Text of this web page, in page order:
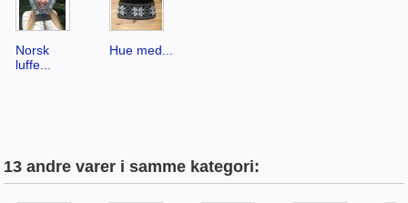
Norsk
luffe...
Hue med...
13 andre varer i samme kategori: